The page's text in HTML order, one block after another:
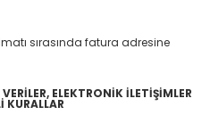
sırasında fatura adresine
ELEKTRONİK İLETİŞİMLER
KURALLAR